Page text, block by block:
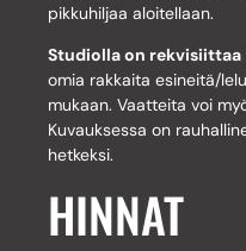
pikkuhiljaa aloitellaan.
Studiolla on rekvisiittaa
omia rakkaita esineitä/
mukaan. Vaatteita voi
Kuvauksessa on
hetkeksi.
HINNAT